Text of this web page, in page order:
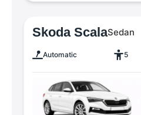
Skoda ScalaSedan
Automatic 5